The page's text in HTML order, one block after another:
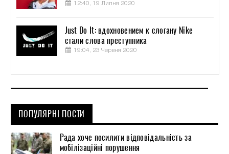
12:40, 19 Липня 2020
Just Do It: вдохновением к слогану Nike
стали слова преступника
19:04, 23 Червня 2020
ПОПУЛЯРНІ ПОСТИ
Рада хоче посилити відповідальність за
мобілізаційні порушення